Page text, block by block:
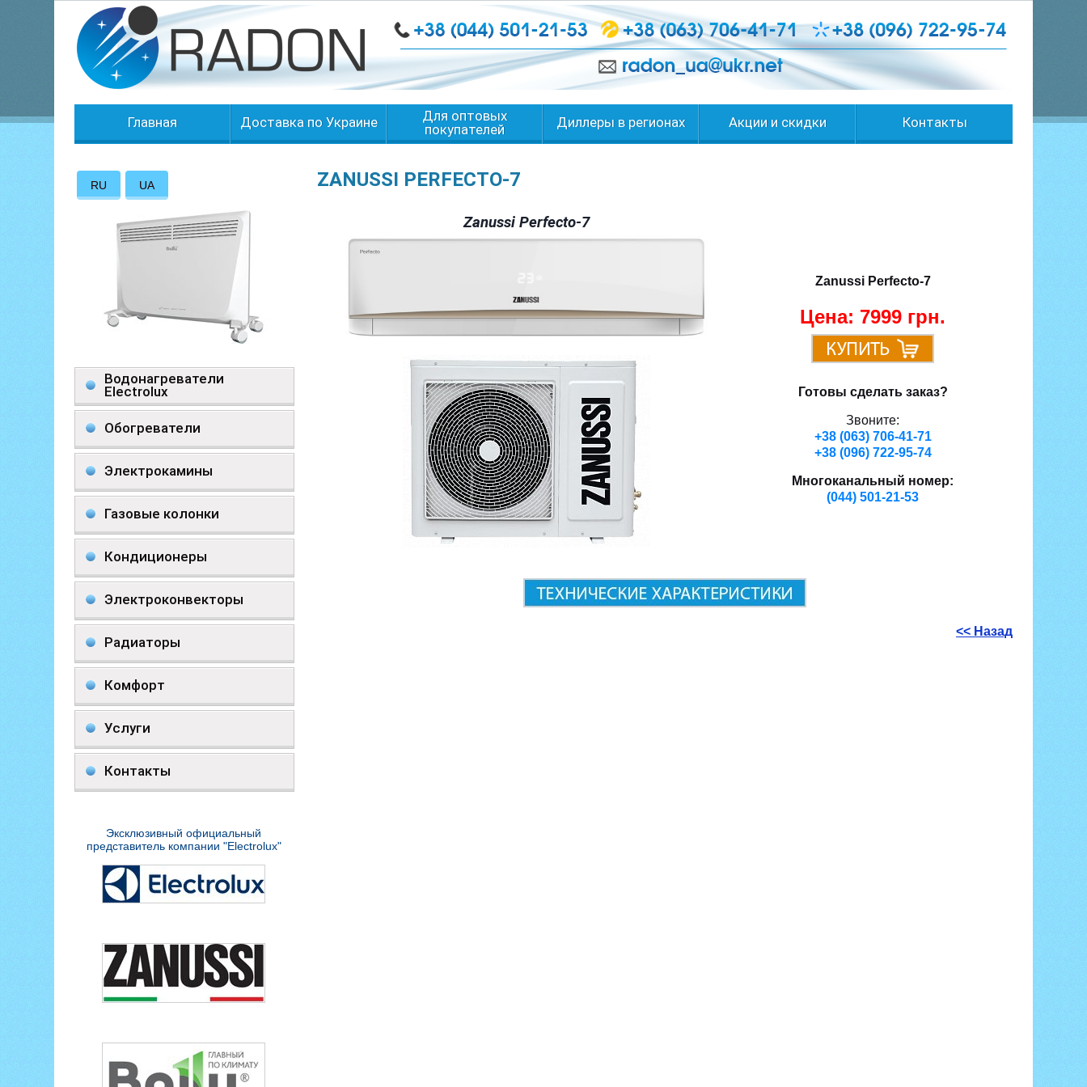
Главная Доставка по Украине
Для оптовых
покупателей
Диллеры в регионах Акции и скидки Контакты
RU UA
Водонагреватели
Electrolux
Обогреватели
Электрокамины
Газовые колонки
Кондиционеры
Электроконвекторы
Радиаторы
Комфорт
Услуги
Контакты
Эксклюзивный официальный
представитель компании "Electrolux"
ZANUSSI PERFECTO-7
Zanussi Perfecto-7
Zanussi Perfecto-7
Цена: 7999 грн.
Готовы сделать заказ?
Звоните:
+38 (063) 706-41-71
+38 (096) 722-95-74
Многоканальный номер:
(044) 501-21-53
<< Назад